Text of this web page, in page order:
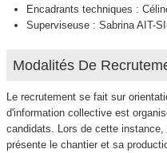
Encadrants techniques :
Superviseuse : Sabrina AIT-
Modalités De
Le recrutement se fait sur
d'information collective est
candidats. Lors de cette
présente le chantier et sa